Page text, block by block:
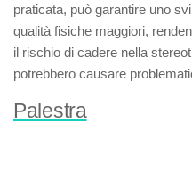
praticata, può garantire uno
qualità fisiche maggiori,
il rischio di cadere nella
potrebbero causare
Palestra